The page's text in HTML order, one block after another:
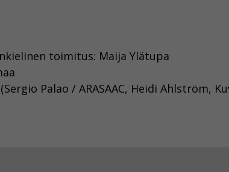
toimitus: Maija Ylätupa
Palao / ARASAAC, Heidi Ahlström,